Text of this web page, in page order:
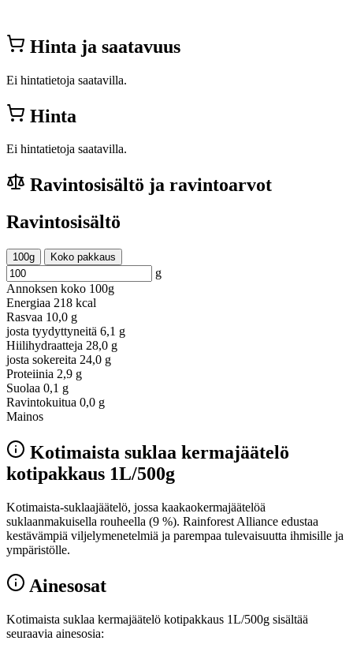
Hinta ja saatavuus
Ei hintatietoja saatavilla.
Hinta
Ei hintatietoja saatavilla.
Ravintosisältö ja ravintoarvot
Ravintosisältö
100g Koko pakkaus
g
Annoksen koko 100g
Energiaa 218 kcal
Rasvaa 10,0 g
josta tyydyttyneitä 6,1 g
Hiilihydraatteja 28,0 g
josta sokereita 24,0 g
Proteiinia 2,9 g
Suolaa 0,1 g
Ravintokuitua 0,0 g
Mainos
Kotimaista suklaa kermajäätelö
kotipakkaus 1L/500g
Kotimaista-suklaajäätelö, jossa kaakaokermajäätelöä
suklaanmakuisella rouheella (9 %). Rainforest Alliance edustaa
kestävämpiä viljelymenetelmiä ja parempaa tulevaisuutta ihmisille ja
ympäristölle.
Ainesosat
Kotimaista suklaa kermajäätelö kotipakkaus 1L/500g sisältää
seuraavia ainesosia: